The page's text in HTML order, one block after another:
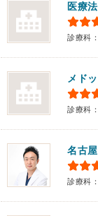
医療
メド
名古
診療科